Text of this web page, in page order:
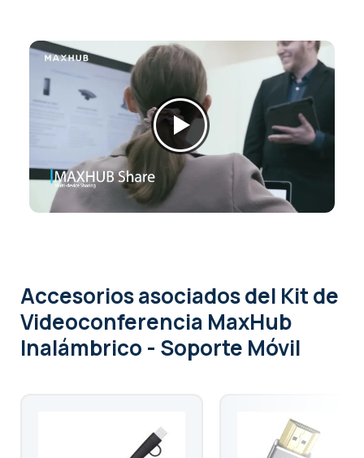
Accesorios asociadosdel Kit de
Videoconferencia MaxHub
Inalámbrico - Soporte Móvil